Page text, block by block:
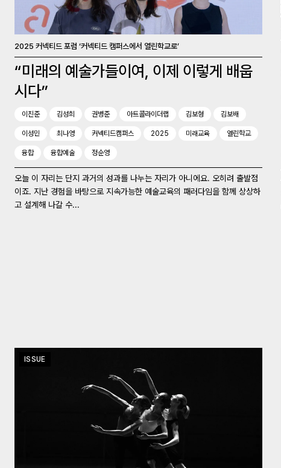
2025 커넥티드 포럼 ‘커넥티드 캠퍼스에서 열린학교로’
“미래의 예술가들이여, 이제 이렇게 배웁
시다”
이진준 김성희 권병준 아트콜라이더랩 김보형 김보배
이성민 최나영 커넥티드캠퍼스 2025 미래교육 열린학교
융합 융합예술 정순영
오늘 이 자리는 단지 과거의 성과를 나누는 자리가 아니에요. 오히려 출발점
이죠. 지난 경험을 바탕으로 지속가능한 예술교육의 패러다임을 함께 상상하
고 설계해 나갈 수...
ISSUE